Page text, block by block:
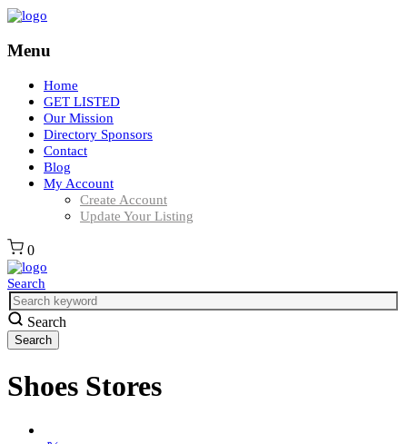
Menu
Home
GET LISTED
Our Mission
Directory Sponsors
Contact
Blog
My Account
Create Account
Update Your Listing
0
Search
Search
Shoes Stores